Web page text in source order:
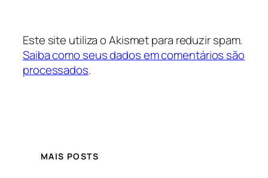
Este site utiliza o Akismet para reduzir spam.
Saiba como seus dados em comentários são
processados.
MAIS POSTS